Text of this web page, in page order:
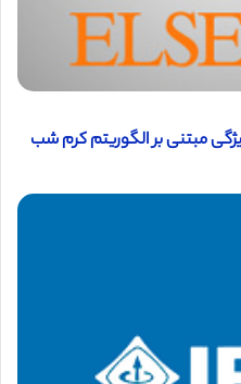
مبتنی بر الگوریتم کرم شب